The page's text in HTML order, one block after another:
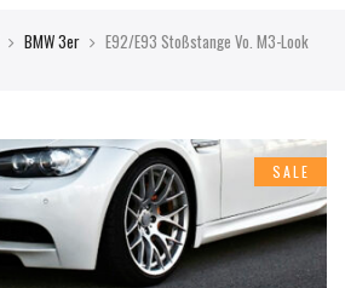
BMW 3er E92/E93 Stoßstange Vo. M3-Look
SALE